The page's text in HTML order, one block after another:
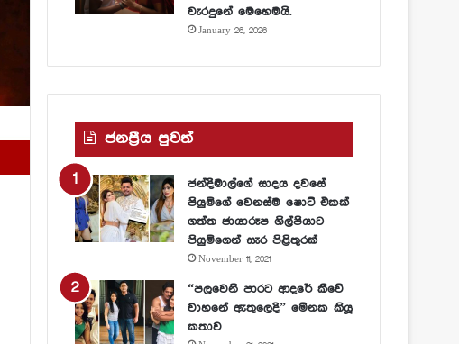
වැරදුනේ මෙහෙමයි.
January 26, 2026
ජනප්‍රීය පුවත්
ජන්දිමාල්ගේ සාදය දවසේ
පියුමිගේ වෙනස්ම ෂොට් එකක්
ගත්ත ඡායාරූප ශිල්පියාට
පියුමිගෙන් සැර පිළිතුරක්
November 11, 2021
“පලවෙනි පාරට ආදරේ කීවේ
වාහනේ ඇතුලෙදි” මේනක කියූ
කතාව